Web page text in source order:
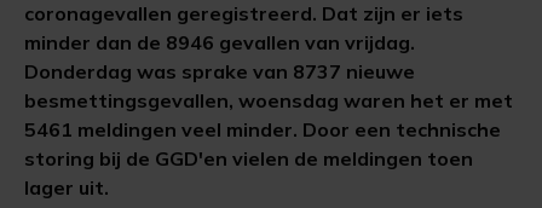
coronagevallen geregistreerd. Dat zijn er iets
minder dan de 8946 gevallen van vrijdag.
Donderdag was sprake van 8737 nieuwe
besmettingsgevallen, woensdag waren het er met
5461 meldingen veel minder. Door een technische
storing bij de GGD'en vielen de meldingen toen
lager uit.